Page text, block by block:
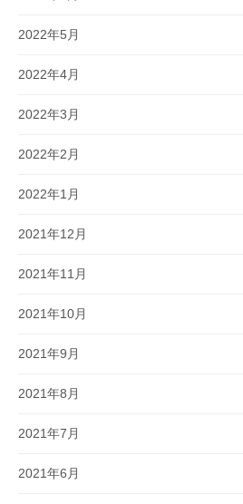
2022年5月
2022年4月
2022年3月
2022年2月
2022年1月
2021年12月
2021年11月
2021年10月
2021年9月
2021年8月
2021年7月
2021年6月